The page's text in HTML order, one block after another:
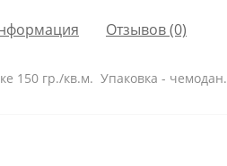
Отзывов (0)
150 гр./кв.м. Упаковка - чемодан.